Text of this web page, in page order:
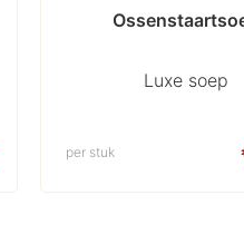
Luxe soep
per stuk